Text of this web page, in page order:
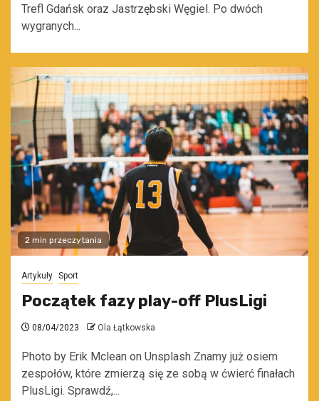
Trefl Gdańsk oraz Jastrzębski Węgiel. Po dwóch
wygranych...
2 min przeczytania
Artykuły Sport
Początek fazy play-off PlusLigi
08/04/2023 Ola Łątkowska
Photo by Erik Mclean on Unsplash Znamy już osiem
zespołów, które zmierzą się ze sobą w ćwierć finałach
PlusLigi. Sprawdź,...